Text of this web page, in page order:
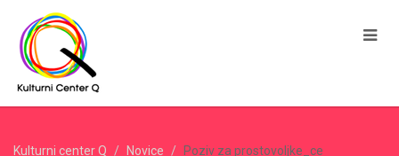
Kulturni center Q Novice Poziv za prostovoljke_ce